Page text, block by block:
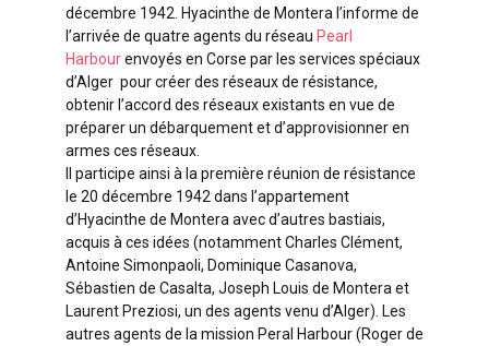
décembre 1942. Hyacinthe de Montera l’informe de
l’arrivée de quatre agents du réseau Pearl
Harbourenvoyés en Corse par les services spéciaux
d’Alger pour créer des réseaux de résistance,
obtenir l’accord des réseaux existants en vue de
préparer un débarquement et d’approvisionner en
armes ces réseaux.
Il participe ainsi à la première réunion de résistance
le 20 décembre 1942 dans l’appartement
d’Hyacinthe de Montera avec d’autres bastiais,
acquis à ces idées (notamment Charles Clément,
Antoine Simonpaoli, Dominique Casanova,
Sébastien de Casalta, Joseph Louis de Montera et
Laurent Preziosi, un des agents venu d’Alger). Les
autres agents de la mission Peral Harbour (Roger de